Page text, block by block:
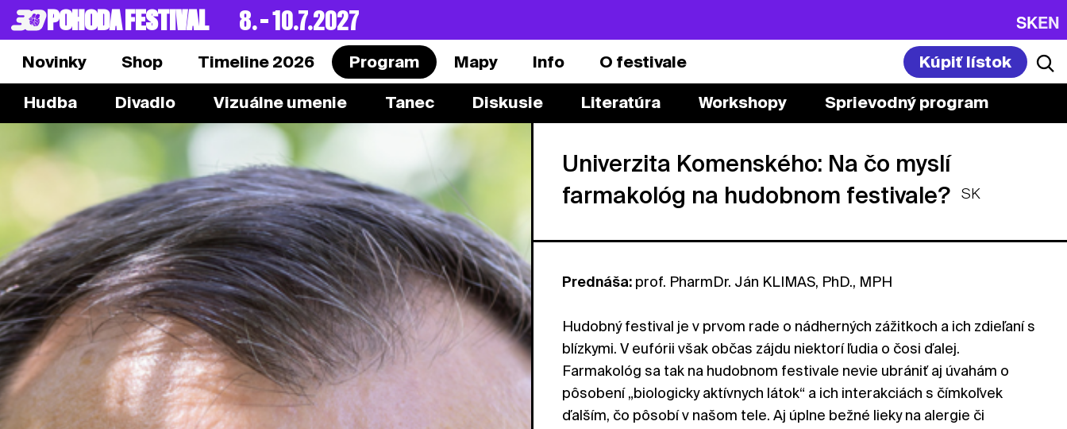
POHODA FESTIVAL 8. – 10.7.2027 SKEN
Novinky Shop Timeline 2026 Program
Hudba Divadlo Vizuálne umenie Tanec Diskusie Literatúra Workshopy Sprievodný program
Mapy Info O festivale Kúpiť lístok
Univerzita Komenského: Na čo myslí
farmakológ na hudobnom festivale?
SK
Prednáša: prof. PharmDr. Ján KLIMAS, PhD., MPH
Hudobný festival je v prvom rade o nádherných zážitkoch a ich zdieľaní s
blízkymi. V eufórii však občas zájdu niektorí ľudia o čosi ďalej.
Farmakológ sa tak na hudobnom festivale nevie ubrániť aj úvahám o
pôsobení „biologicky aktívnych látok“ a ich interakciách s čímkoľvek
ďalším, čo pôsobí v našom tele. Aj úplne bežné lieky na alergie či